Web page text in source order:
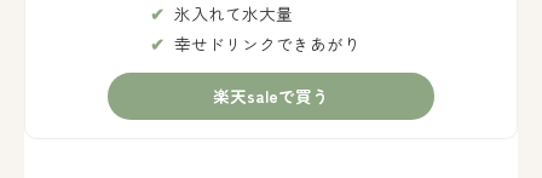
氷入れて水大量
幸せドリンクできあがり
楽天saleで買う